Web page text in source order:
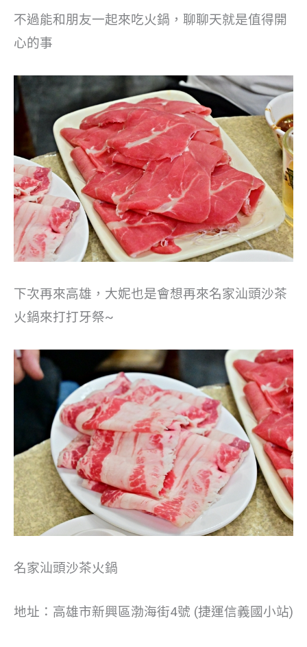
不過能和朋友一起來吃火鍋，聊聊天就是值得開
心的事
下次再來高雄，大妮也是會想再來名家汕頭沙茶
火鍋來打打牙祭~
名家汕頭沙茶火鍋
地址：高雄市新興區渤海街4號 (捷運信義國小站)